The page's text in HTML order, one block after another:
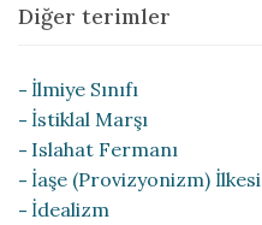
Diğer terimler
İlmiye Sınıfı
İstiklal Marşı
Islahat Fermanı
İaşe (Provizyonizm) İlkesi
İdealizm